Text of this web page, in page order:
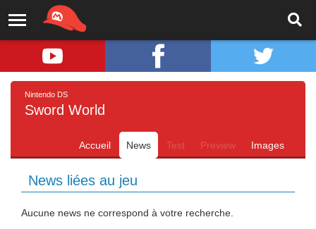
Nintendo DS
Sword World
Accueil News Test Preview Images
News liées au jeu
Aucune news ne correspond à votre recherche.